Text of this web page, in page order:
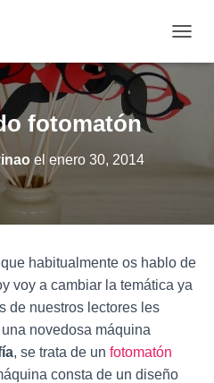
A
B
I
N
A
fotomatón
el enero 30, 2014
habitualmente os hablo de
voy a cambiar la temática ya
de nuestros lectores les
novedosa máquina
, se trata de un fotomatón
consta de un diseño